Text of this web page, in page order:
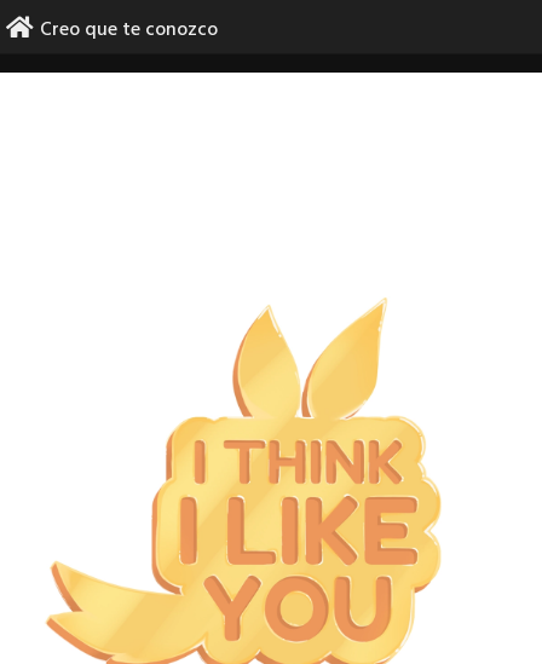
Skip
content
Creo que te conozco